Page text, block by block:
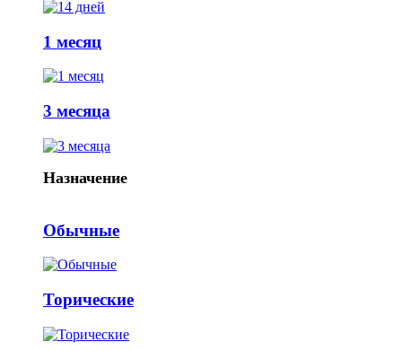
1 месяц
3 месяца
Назначение
Обычные
Торические